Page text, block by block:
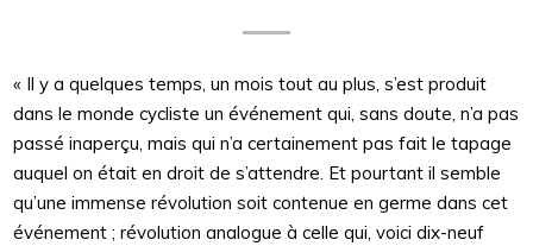
« Il y a quelques temps, un mois tout au plus, s’est produit
dans le monde cycliste un événement qui, sans doute, n’a pas
passé inaperçu, mais qui n’a certainement pas fait le tapage
auquel on était en droit de s’attendre. Et pourtant il semble
qu’une immense révolution soit contenue en germe dans cet
événement ; révolution analogue à celle qui, voici dix-neuf